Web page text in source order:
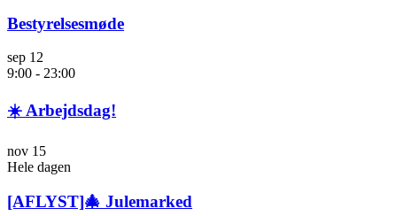
Bestyrelsesmøde
sep 12
9:00 - 23:00
☀️ Arbejdsdag!
nov 15
Hele dagen
[AFLYST]🎄 Julemarked